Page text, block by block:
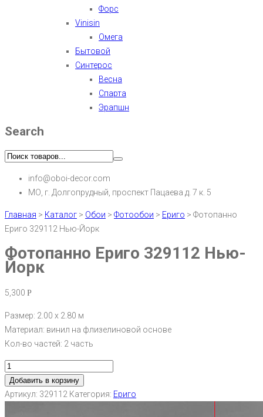
Форс
Vinisin
Омега
Бытовой
Синтерос
Весна
Спарта
Эрапшн
Search
info@oboi-decor.com
МО, г. Долгопрудный, проспект Пацаева д. 7 к. 5
Главная > Каталог > Обои > Фотообои > Ериго > Фотопанно
Ериго 329112 Нью-Йорк
Фотопанно Ериго 329112 Нью-
Йорк
5,300 Р
Размер: 2.00 х 2.80 м
Материал: винил на флизелиновой основе
Кол-во частей: 2 часть
Добавить в корзину
Артикул: 329112 Категория: Ериго